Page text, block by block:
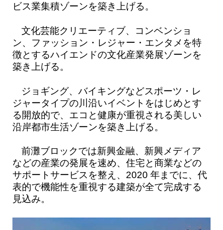
ビス業集積ゾーンを築き上げる。
文化芸能クリエーティブ、コンベンショ
ン、ファッション・レジャー・エンタメを特
徴とするハイエンドの文化産業発展ゾーンを
築き上げる。
ジョギング、バイキングなどスポーツ・レ
ジャータイプの川沿いイベントをはじめとす
る開放的で、エコと健康が重視される美しい
沿岸都市生活ゾーンを築き上げる。
前灘ブロックでは新興金融、新興メディア
などの産業の発展を速め、住宅と商業などの
サポートサービスを整え、2020 年までに、代
表的で機能性を重視する建築が全て完成する
見込み。